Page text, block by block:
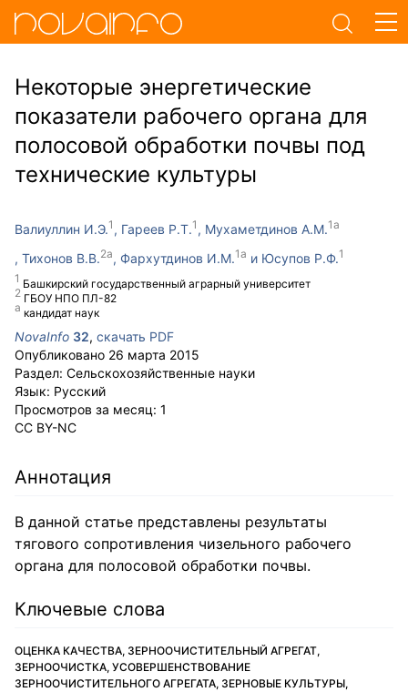
Некоторые энергетические
показатели рабочего органа для
полосовой обработки почвы под
технические культуры
Валиуллин И.Э.
Башкирский государственный аграрный университет
Гареев Р.Т. Мухаметдинов А.М.
кандидат наук
Тихонов В.В.
ГБОУ НПО ПЛ-82
Фархутдинов И.М. Юсупов Р.Ф.
NovaInfo 32, скачать PDF
Опубликовано 26 марта 2015
Раздел: Сельскохозяйственные науки
Язык: Русский
Просмотров за месяц: 1
CC BY-NC
Аннотация
В данной статье представлены результаты
тягового сопротивления чизельного рабочего
органа для полосовой обработки почвы.
Ключевые слова
ОЦЕНКА КАЧЕСТВА, ЗЕРНООЧИСТИТЕЛЬНЫЙ АГРЕГАТ,
ЗЕРНООЧИСТКА, УСОВЕРШЕНСТВОВАНИЕ
ЗЕРНООЧИСТИТЕЛЬНОГО АГРЕГАТА, ЗЕРНОВЫЕ КУЛЬТУРЫ,